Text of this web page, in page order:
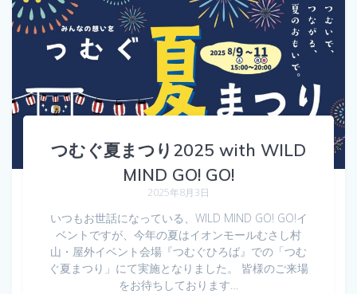
つむぐ夏まつり2025 with WILD
MIND GO! GO!
2025年8月3日
いつもお世話になっている、WILD MIND GO! GO!イ
ベントですが、今年の夏はイオンモールむさし村
山・屋外イベント会場『つむぐひろば』での「つむ
ぐ夏まつり」にて実施となりました。 皆様のご来場
をお待ちしております…